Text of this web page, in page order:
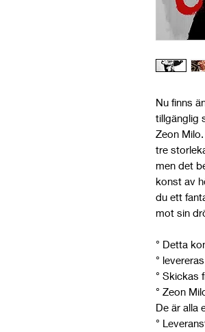
Nu finns
tillgänglig
Zeon
tre
men det
konst av
du ett
mot sin
° Detta
°
° Skickas
° Zeon
De är alla
°